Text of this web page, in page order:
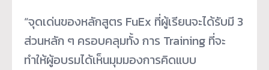
“จุดเด่นของหลักสูตร FuEx ที่ผู้เรียนจะได้รับมี 3
ส่วนหลัก ๆ ครอบคลุมทั้ง การ Training ที่จะ
ทำให้ผู้อบรมได้เห็นมุมมองการคิดแบบ